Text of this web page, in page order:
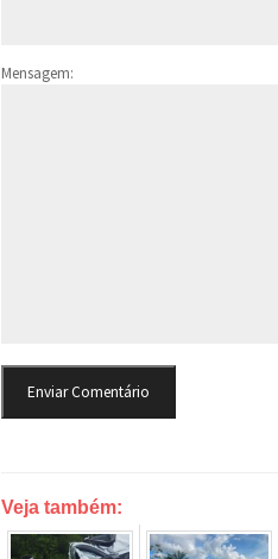
Mensagem:
Veja também: